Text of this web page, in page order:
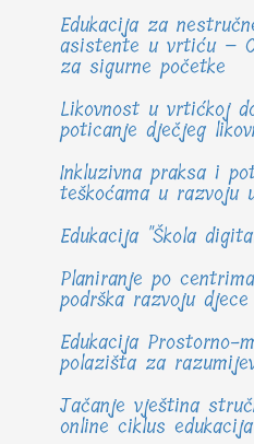
Edukacija za
asistente u vrtiću –
za sigurne početke
Likovnost u vrtićkoj
poticanje dječjeg
Inkluzivna praksa i
teškoćama u razvoju
Edukacija "Škola
Planiranje po
podrška razvoju djece
Edukacija Prostorno-
polazišta za
Jačanje vještina
online ciklus edukacija